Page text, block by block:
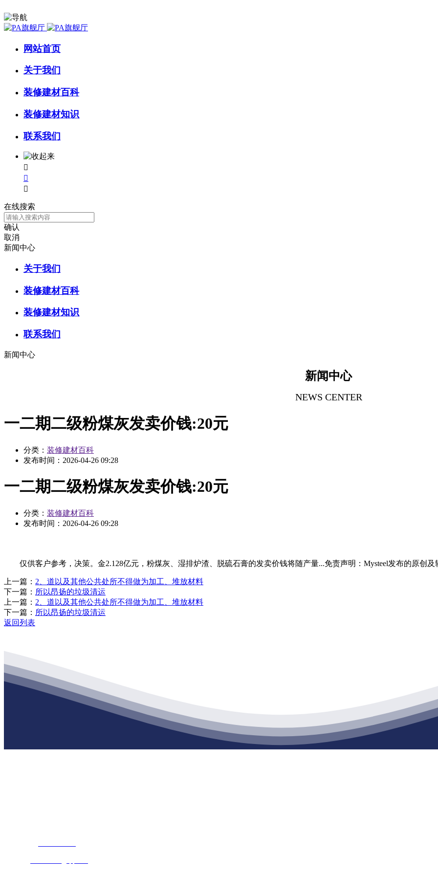
网站首页
关于我们
装修建材百科
装修建材知识
联系我们



在线搜索
确认
取消
新闻中心
关于我们
装修建材百科
装修建材知识
联系我们
新闻中心
新闻中心
NEWS CENTER
一二期二级粉煤灰发卖价钱:20元
分类： 装修建材百科
发布时间： 2026-04-26 09:28
一二期二级粉煤灰发卖价钱:20元
分类： 装修建材百科
发布时间： 2026-04-26 09:28
仅供客户参考，决策。金2.128亿元，粉煤灰、湿排炉渣、脱硫石膏的发卖价钱将随产量...免责声明：Mysteel发布的原创及
上一篇： 2、道以及其他公共处所不得做为加工、堆放材料
下一篇： 所以昂扬的垃圾清运
上一篇： 2、道以及其他公共处所不得做为加工、堆放材料
下一篇： 所以昂扬的垃圾清运
返回列表